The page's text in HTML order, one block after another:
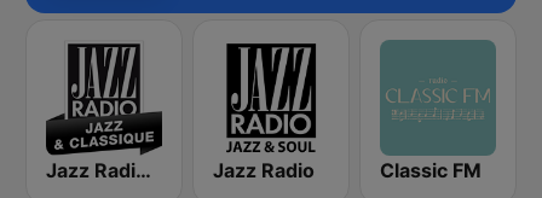
Jazz Radio Jazz & Classique Jazz Radio Classic FM